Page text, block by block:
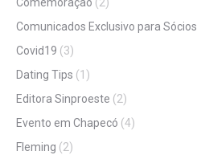
Comunicados Exclusivo para Sócios
Covid19 (3)
Dating Tips (1)
Editora Sinproeste (2)
Evento em Chapecó (4)
Fleming (2)